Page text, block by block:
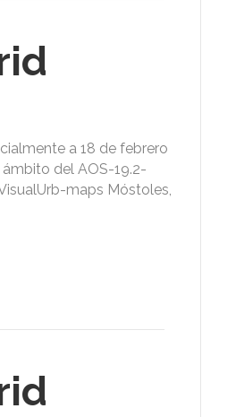
a 18 de febrero
del AOS-19.2-
maps Móstoles,